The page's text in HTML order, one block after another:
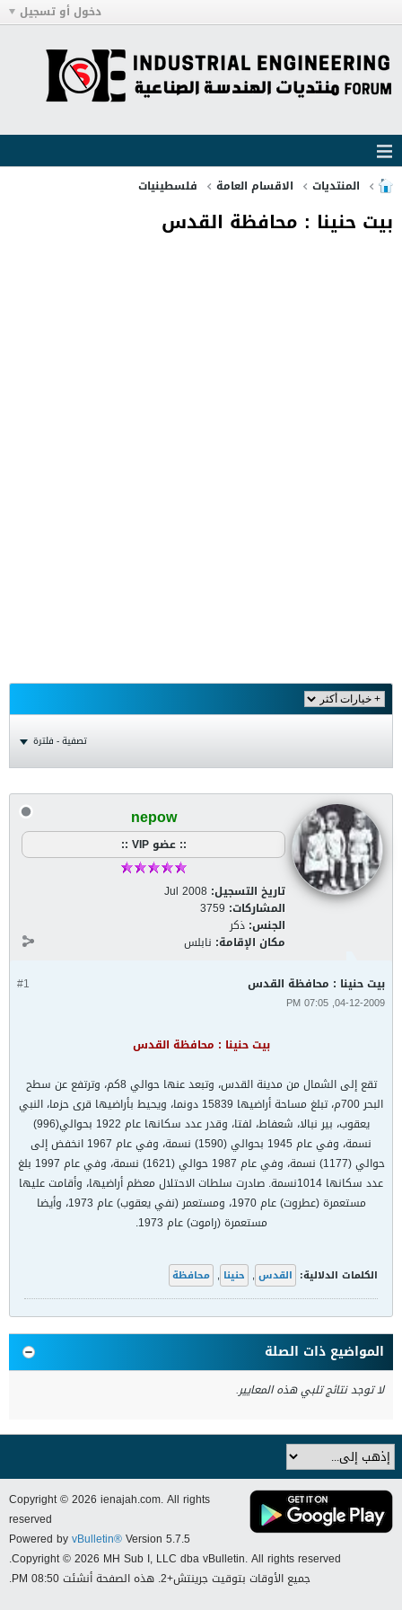
دخول أو تسجيل
المنتديات الاقسام العامة فلسطينيات
بيت حنينا : محافظة القدس
تصفية - فلترة
nepow
:: عضو VIP ::
تاريخ التسجيل: Jul 2008
المشاركات: 3759
الجنس: ذكر
مكان الإقامة: نابلس
#1 بيت حنينا : محافظة القدس
04-12-2009, 07:05 PM
بيت حنينا : محافظة القدس
تقع إلى الشمال من مدينة القدس، وتبعد عنها حوالي 8كم، وترتفع عن سطح
البحر 700م، تبلغ مساحة أراضيها 15839 دونما، ويحيط بأراضيها قرى حزما، النبي
يعقوب، بير نبالا، شعفاط، لفتا، وقدر عدد سكانها عام 1922 بحوالي(996)
نسمة، وفي عام 1945 بحوالي (1590) نسمة، وفي عام 1967 انخفض إلى
حوالي (1177) نسمة، وفي عام 1987 حوالي (1621) نسمة، وفي عام 1997 بلغ
عدد سكانها 1014نسمة. صادرت سلطات الاحتلال معظم أراضيها، وأقامت عليها
مستعمرة (عطروت) عام 1970، ومستعمر (نفي يعقوب) عام 1973، وأيضا
مستعمرة (راموت) عام 1973.
الكلمات الدلالية: القدس , حنينا , محافظة
المواضيع ذات الصلة
لا توجد نتائج تلبي هذه المعايير.
Copyright © 2026 ienajah.com. All rights
reserved
Powered byvBulletin®Version 5.7.5
Copyright © 2026 MH Sub I, LLC dba vBulletin. All rights reserved.
جميع الأوقات بتوقيت جرينتش+2. هذه الصفحة أنشئت 08:50 PM.